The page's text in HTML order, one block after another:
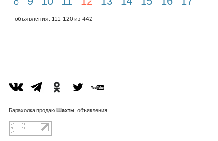
объявления: 111-120 из 442
Барахолка продаю Шахты, объявления.